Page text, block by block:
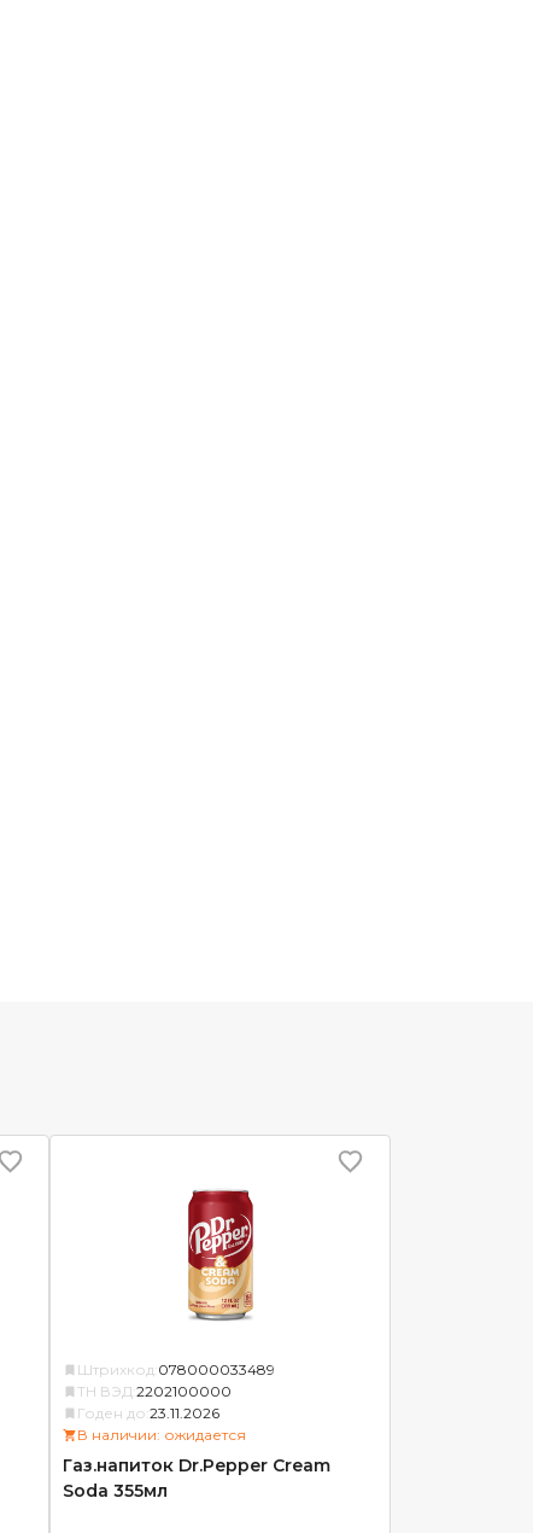
Штрихкод: 078000033489
ТН ВЭД: 2202100000
Годен до: 23.11.2026
В наличии: ожидается
Газ.напиток Dr.Pepper Cream
Soda 355мл